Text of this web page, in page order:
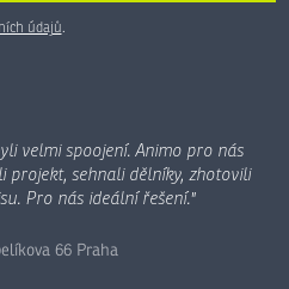
údajů.
velmi spoojení. Animo pro nás
sehnali dělníky, zhotovili
Pro nás ideální řešení."
66 Praha